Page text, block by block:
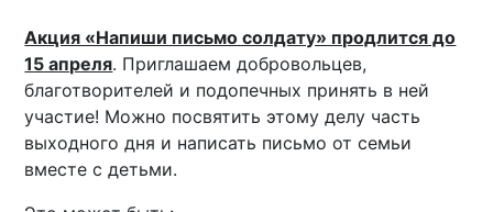
Акция «Напиши письмо солдату» продлится до
15 апреля. Приглашаем добровольцев,
благотворителей и подопечных принять в ней
участие! Можно посвятить этому делу часть
выходного дня и написать письмо от семьи
вместе с детьми.